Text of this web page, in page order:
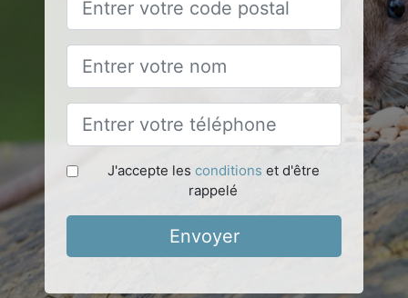
J'accepte les conditions et d'être
rappelé
Envoyer